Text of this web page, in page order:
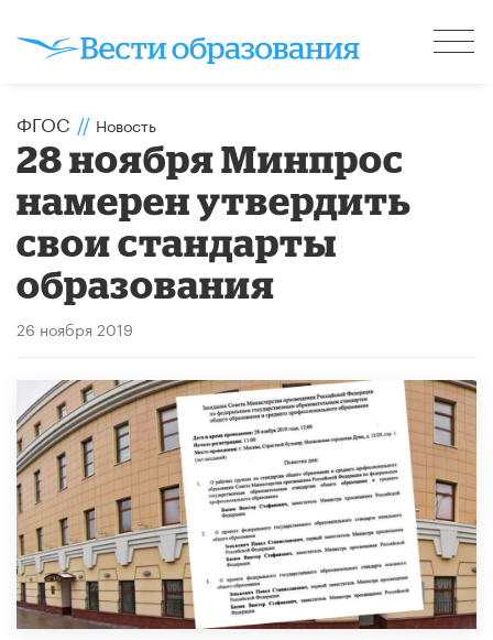
ФГОС // Новость
28 ноября Минпрос
намерен утвердить
свои стандарты
образования
26 ноября 2019